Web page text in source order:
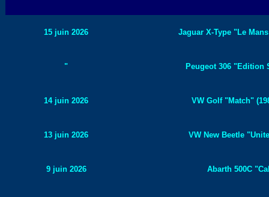
15 juin 2026 Jaguar X-Type "Le
" Peugeot 306 "Edition
14 juin 2026 VW Golf "Match"
13 juin 2026 VW New Beetle
9 juin 2026 Abarth 500C